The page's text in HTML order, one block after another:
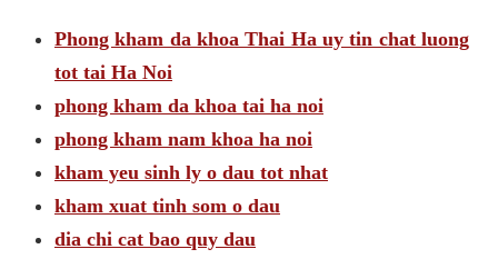
Phong kham da khoa Thai Ha uy tin chat luong
tot tai Ha Noi
phong kham da khoa tai ha noi
phong kham nam khoa ha noi
kham yeu sinh ly o dau tot nhat
kham xuat tinh som o dau
dia chi cat bao quy dau